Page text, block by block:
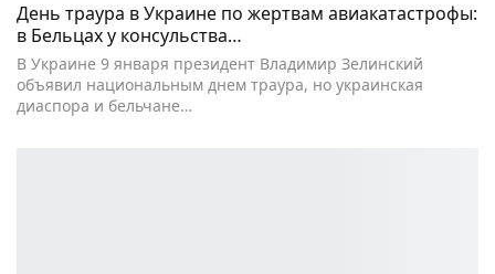
День траура в Украине по жертвам авиакатастрофы:
в Бельцах у консульства…
В Украине 9 января президент Владимир Зелинский
объявил национальным днем траура, но украинская
диаспора и бельчане…